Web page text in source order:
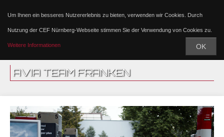
Um Ihnen ein besseres Nutzererlebnis zu bieten, verwenden wir Cookies. Durch
Nutzung der CEF Nürnberg-Webseite stimmen Sie der Verwendung von Cookies zu.
Weitere Informationen OK
AVIA TEAM FRANKEN